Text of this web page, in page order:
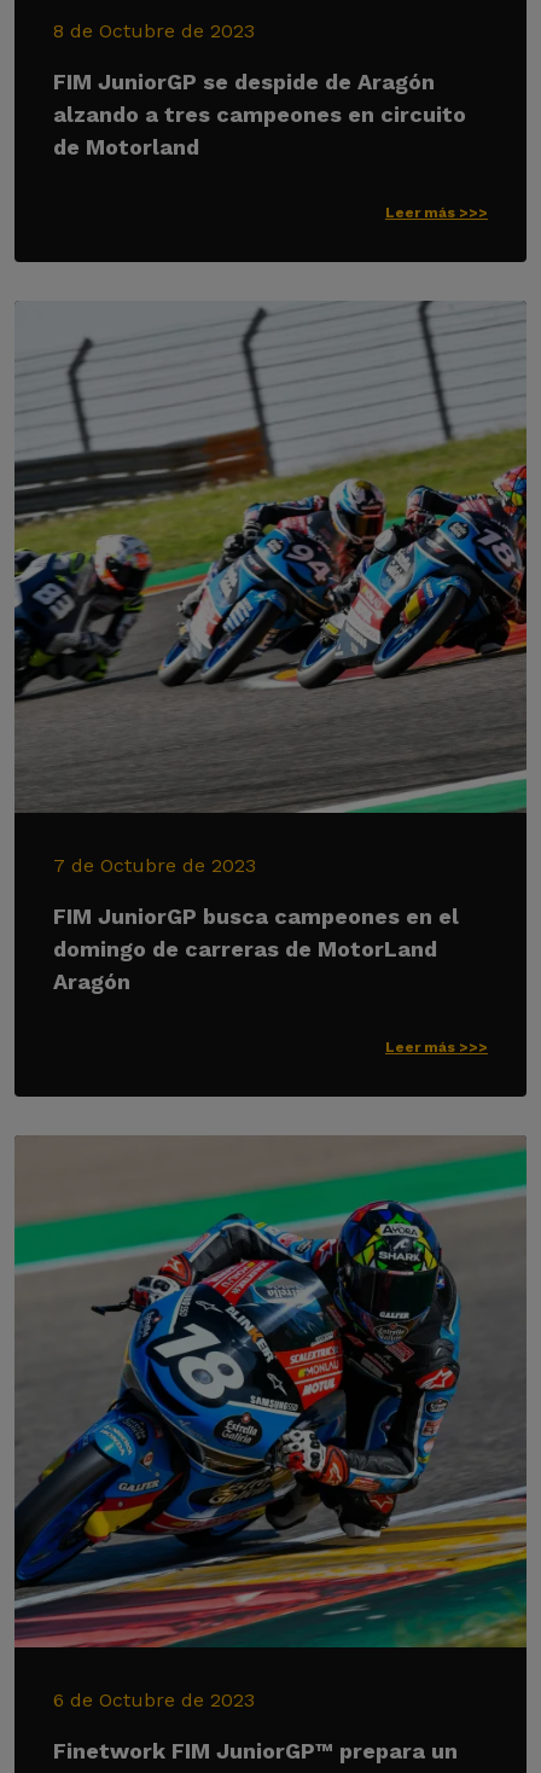
8 de Octubre de 2023
FIM JuniorGP se despide de Aragón
alzando a tres campeones en circuito
de Motorland
Leer más >>>
7 de Octubre de 2023
FIM JuniorGP busca campeones en el
domingo de carreras de MotorLand
Aragón
Leer más >>>
6 de Octubre de 2023
Finetwork FIM JuniorGP™ prepara un